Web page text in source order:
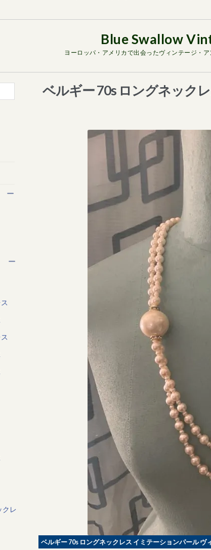
ヨーロッパ・アメリカで出会ったヴィンテージ・
ベルギー 70s ロングネック
ベルギー 70s ロングネックレス イミテーションパール ヴ
クレ